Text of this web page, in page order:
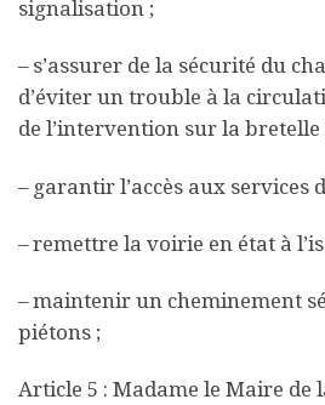
signalisation ;
– s’assurer de la sécurité du
d’éviter un trouble à la
de l’intervention sur la bretelle
– garantir l’accès aux services
– remettre la voirie en état à
– maintenir un cheminement
piétons ;
Article 5 : Madame le Maire de